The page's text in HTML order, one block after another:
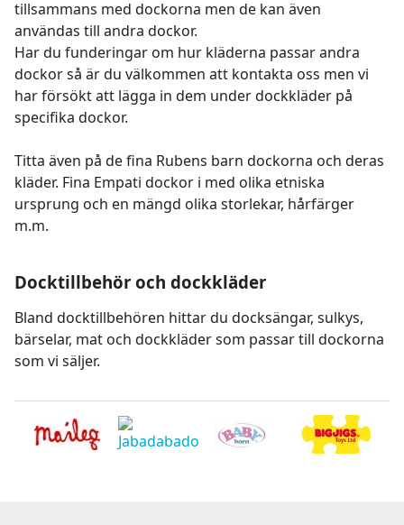
tillsammans med dockorna men de kan även
användas till andra dockor.
Har du funderingar om hur kläderna passar andra
dockor så är du välkommen att kontakta oss men vi
har försökt att lägga in dem under dockkläder på
specifika dockor.
Titta även på de fina Rubens barn dockorna och deras
kläder. Fina Empati dockor i med olika etniska
ursprung och en mängd olika storlekar, hårfärger
m.m.
Docktillbehör och dockkläder
Bland docktillbehören hittar du docksängar, sulkys,
bärselar, mat och dockkläder som passar till dockorna
som vi säljer.